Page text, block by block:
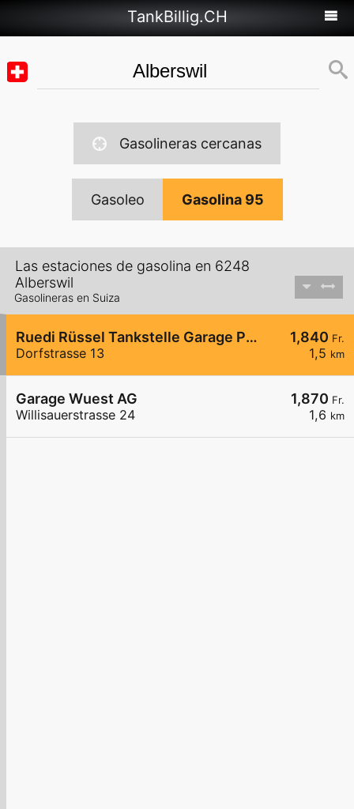
TankBillig.CH
Gasolineras cercanas
Gasoleo Gasolina 95
Las estaciones de gasolina en 6248
Alberswil
Gasolineras en Suiza
1,840 Fr.
1,5 km
Ruedi Rüssel Tankstelle Garage Pneuhaus Gettnau
Dorfstrasse 13
1,870 Fr.
1,6 km
Garage Wuest AG
Willisauerstrasse 24